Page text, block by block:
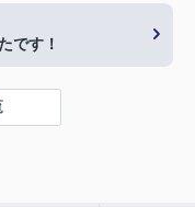
です！